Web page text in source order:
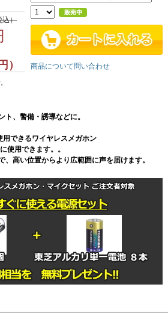
込）
）
商品について問い合わせ
ト、警備・誘導などに。
用できるワイヤレスメガホン
使用できます。。
、高い位置からより広範囲に声を届けます。